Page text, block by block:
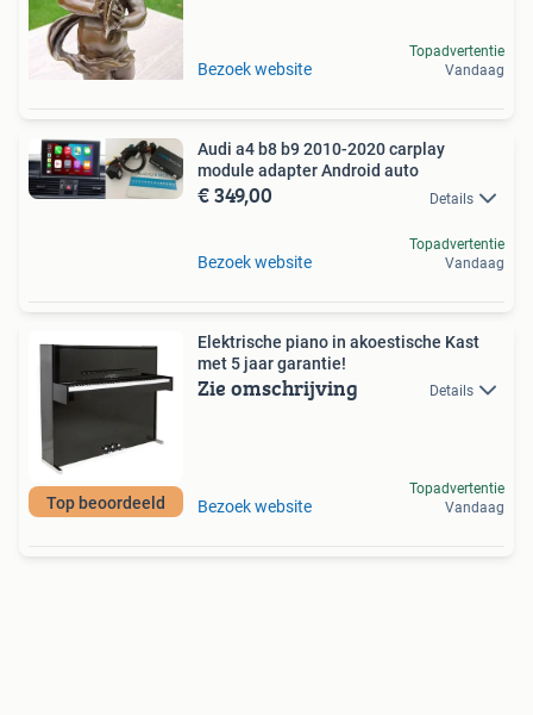
Bezoek website
Topadvertentie
Vandaag
Audi a4 b8 b9 2010-2020 carplay
module adapter Android auto
€ 349,00 Details
Bezoek website
Topadvertentie
Vandaag
Top beoordeeld
Elektrische piano in akoestische Kast
met 5 jaar garantie!
Zie omschrijving Details
Bezoek website
Topadvertentie
Vandaag